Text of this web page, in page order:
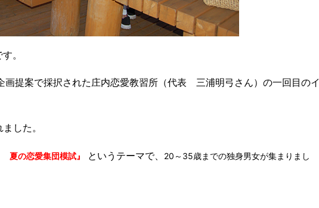
。
提案で採択された庄内恋愛教習所（代表 三浦明弓さん）の一回目のイ
した。
夏の恋愛集団模試』 というテーマで、
20～35歳までの独身男女が集まりまし